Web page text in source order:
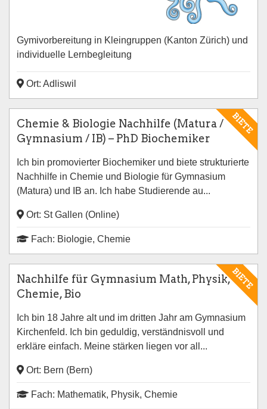
Gymivorbereitung in Kleingruppen (Kanton Zürich) und
individuelle Lernbegleitung
Ort: Adliswil
BIETE
Chemie & Biologie Nachhilfe (Matura /
Gymnasium / IB) – PhD Biochemiker
Ich bin promovierter Biochemiker und biete strukturierte
Nachhilfe in Chemie und Biologie für Gymnasium
(Matura) und IB an. Ich habe Studierende au...
Ort: St Gallen (Online)
Fach: Biologie, Chemie
BIETE
Nachhilfe für Gymnasium Math, Physik,
Chemie, Bio
Ich bin 18 Jahre alt und im dritten Jahr am Gymnasium
Kirchenfeld. Ich bin geduldig, verständnisvoll und
erkläre einfach. Meine stärken liegen vor all...
Ort: Bern (Bern)
Fach: Mathematik, Physik, Chemie